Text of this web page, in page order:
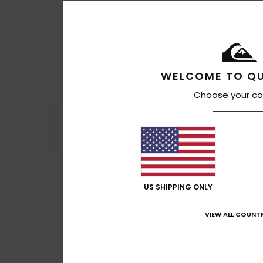
4.5
Regina
WELCOME TO
Choose your
US SHIPPING ONLY
VIEW ALL